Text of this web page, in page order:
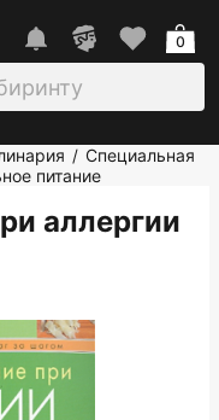
0
/ Специальная
питание
аллергии